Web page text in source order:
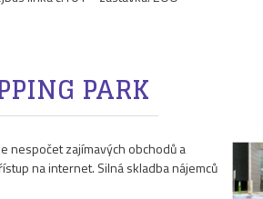
PARK
nespočet zajímavých obchodů a
na internet. Silná skladba nájemců